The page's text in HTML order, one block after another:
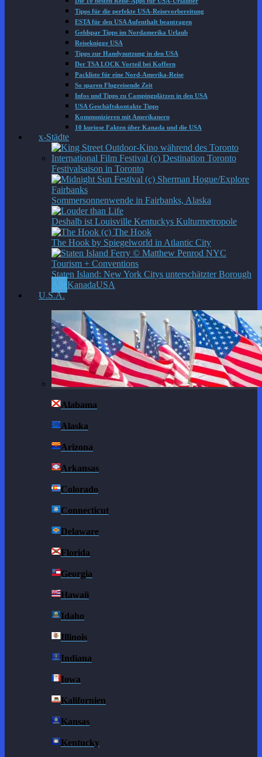
Tipps für die perfekte USA-Reisevorbereitung
ESTA für den USA Aufenthalt beantragen
Geldspar Tipps im Nordamerika Urlaub
Reiseknigge USA
Tipps zur Handynutzung in den USA
Der TSA LOCK Vorteil bei Koffern
Packliste für eine Nord-Amerika-Reise
So sparen Flugreisende Zeit
Infos und Tipps zu Campingplätzen in den USA
USA Geschäftskontakte Tipps
Kommunizieren mit Amerikanern
10 kuriose Fakten über Kanada und die USA
x-Städte
Festivalsaison in Toronto
Sommersonnenwende in Fairbanks, Alaska
Deshalb ist Louisville Kentuckys Kulturmetropole
The Hook by Spiegelworld in Atlantic City
Staten Island: New York Citys unterschätzter Borough
KanadaUSA
U.S.A.
Alabama
Alaska
Arizona
Arkansas
Colorado
Connecticut
Delaware
Florida
Georgia
Hawaii
Idaho
Illinois
Indiana
Iowa
Kalifornien
Kansas
Kentucky